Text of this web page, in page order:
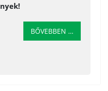
BŐVEBBEN …